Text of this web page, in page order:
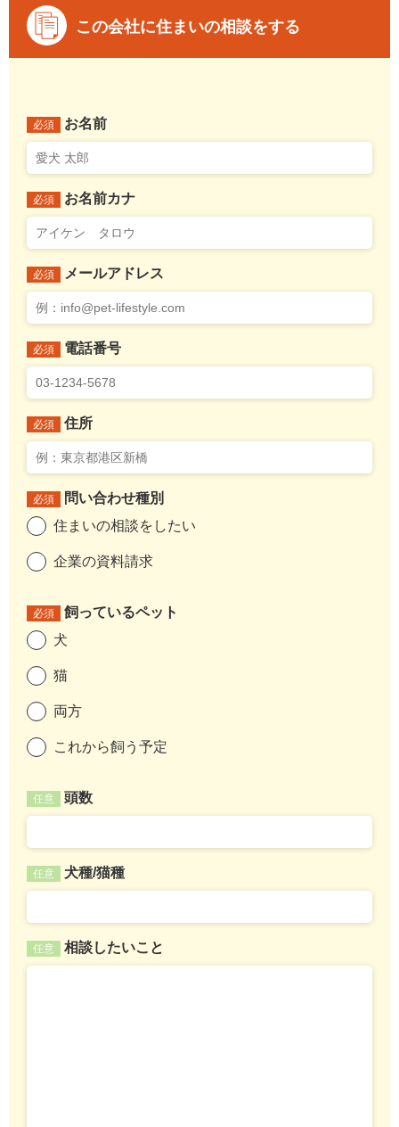
この会社に住まいの相談をする
必須 お名前
必須 お名前カナ
必須 メールアドレス
必須 電話番号
必須 住所
必須
問い合わせ種別
住まいの相談をしたい
企業の資料請求
必須
飼っているペット
犬
猫
両方
これから飼う予定
任意 頭数
任意 犬種/猫種
任意 相談したいこと